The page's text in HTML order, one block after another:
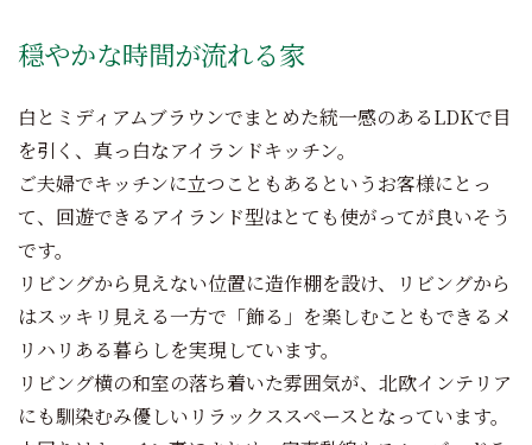
穏やかな時間が流れる家
白とミディアムブラウンでまとめた統一感のあるLDKで目
を引く、真っ白なアイランドキッチン。
ご夫婦でキッチンに立つこともあるというお客様にとっ
て、回遊できるアイランド型はとても使がってが良いそう
です。
リビングから見えない位置に造作棚を設け、リビングから
はスッキリ見える一方で「飾る」を楽しむこともできるメ
リハリある暮らしを実現しています。
リビング横の和室の落ち着いた雰囲気が、北欧インテリア
にも馴染むみ優しいリラックススペースとなっています。